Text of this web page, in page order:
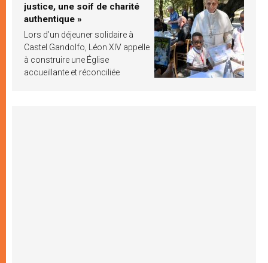
justice, une soif de charité
authentique »
Lors d’un déjeuner solidaire à
Castel Gandolfo, Léon XIV appelle
à construire une Église
accueillante et réconciliée